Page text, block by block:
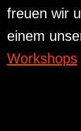
freuen wir
einem
Workshops